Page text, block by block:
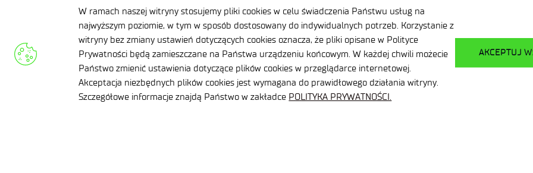
W ramach naszej witryny stosujemy pliki cookies w celu świadczenia Państwu usług na
najwyższym poziomie, w tym w sposób dostosowany do indywidualnych potrzeb. Korzystanie z
witryny bez zmiany ustawień dotyczących cookies oznacza, że pliki opisane w Polityce
Prywatności będą zamieszczane na Państwa urządzeniu końcowym. W każdej chwili możecie
Państwo zmienić ustawienia dotyczące plików cookies w przeglądarce internetowej.
Akceptacja niezbędnych plików cookies jest wymagana do prawidłowego działania witryny.
Szczegółowe informacje znajdą Państwo w zakładce POLITYKA PRYWATNOŚCI.
AKCEPTUJ
Brak opublikowanego wyniku naboru.